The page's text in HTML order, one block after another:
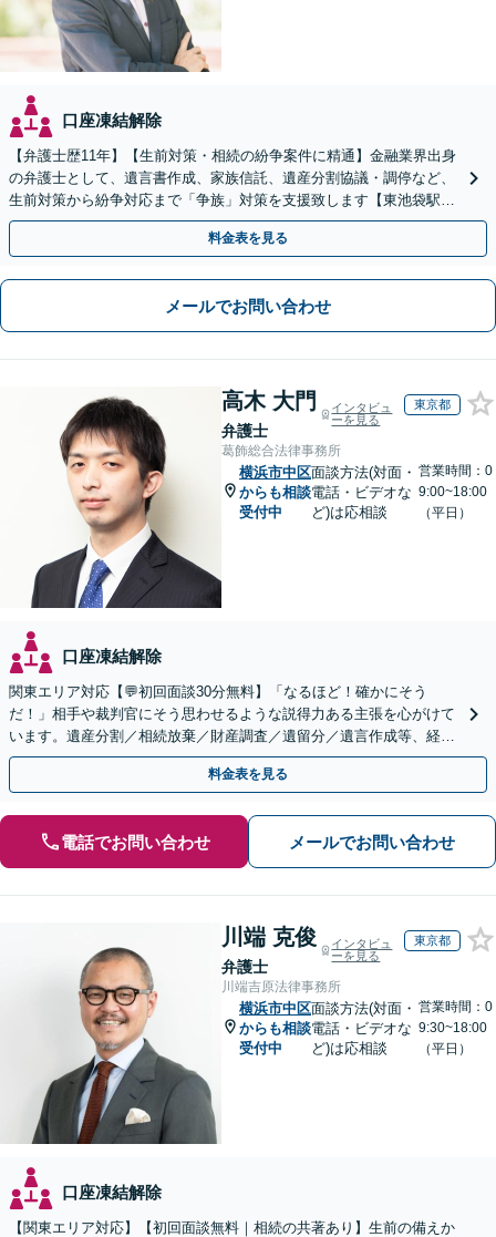
口座凍結解除
【弁護士歴11年】【生前対策・相続の紛争案件に精通】金融業界出身
の弁護士として、遺言書作成、家族信託、遺産分割協議・調停など、
生前対策から紛争対応まで「争族」対策を支援致します【東池袋駅2
分】【初回面談無料】
料金表を見る
メールでお問い合わせ
高木 大門
弁護士
インタビュ
ーを見る
東京都
葛飾総合法律事務所
横浜市中区
からも相談
受付中
面談方法(対面・
電話・ビデオな
ど)は応相談
営業時間：0
9:00~18:00
（平日）
口座凍結解除
関東エリア対応【💬初回面談30分無料】「なるほど！確かにそう
だ！」相手や裁判官にそう思わせるような説得力ある主張を心がけて
います。遺産分割／相続放棄／財産調査／遺留分／遺言作成等、経験
豊富な事務所。複雑な手続を代行【年間相談100件以上】
料金表を見る
電話でお問い合わせ メールでお問い合わせ
川端 克俊
弁護士
インタビュ
ーを見る
東京都
川端吉原法律事務所
横浜市中区
からも相談
受付中
面談方法(対面・
電話・ビデオな
ど)は応相談
営業時間：0
9:30~18:00
（平日）
口座凍結解除
【関東エリア対応】【初回面談無料｜相続の共著あり】生前の備えか